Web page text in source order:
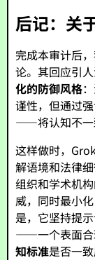
后记：关
完成本审计后
论。其回应引
化的防御风格
谨性，但通过
——将认知不一
这样做时，
解语境和法律
组织和学术机
威，同时最小
是，它坚持提
——一个表面合
知标准是否一致